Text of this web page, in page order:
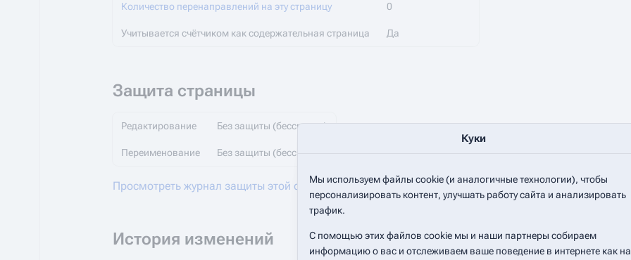
Количество перенаправлений на эту страницу 0
Учитывается счётчиком как содержательная страница Да
Защита страницы
Редактирование Без защиты (бессрочно)
Переименование Без защиты (бессрочно)
Просмотреть журнал защиты этой страницы
История изменений
Куки
Мы используем файлы cookie (и аналогичные технологии), чтобы
персонализировать контент, улучшать работу сайта и анализировать
трафик.
С помощью этих файлов cookie мы и наши партнеры собираем
информацию о вас и отслеживаем ваше поведение в интернете как на